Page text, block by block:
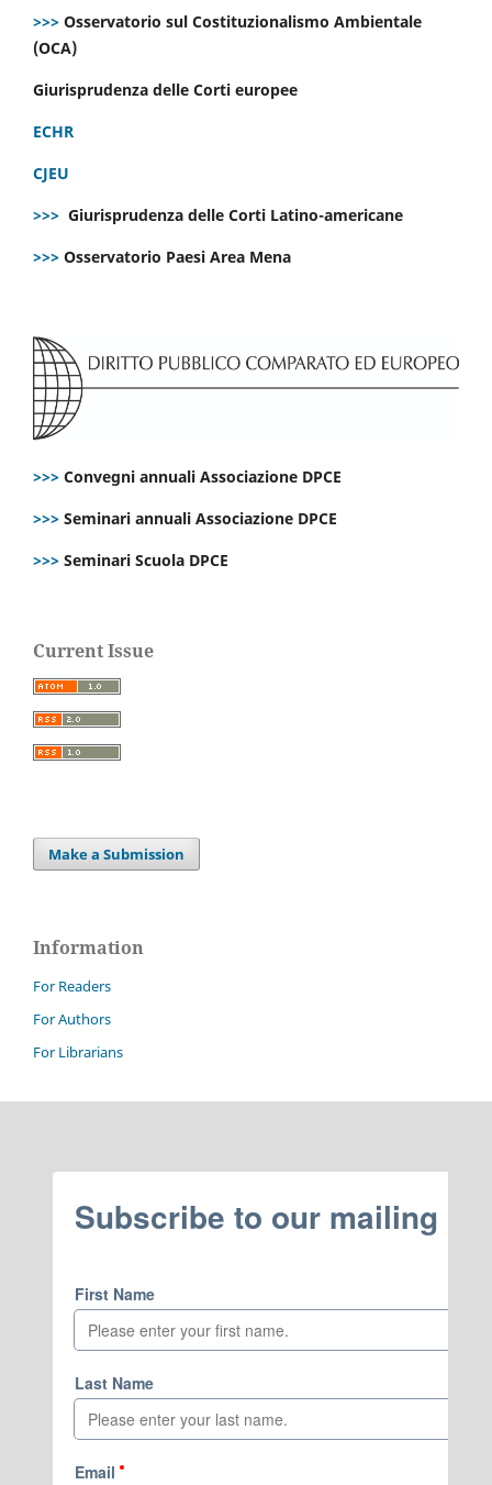
>>> Osservatorio sul Costituzionalismo Ambientale
(OCA)
Giurisprudenza delle Corti europee
ECHR
CJEU
>>> Giurisprudenza delle Corti Latino-americane
>>> Osservatorio Paesi Area Mena
>>> Convegni annuali Associazione DPCE
>>> Seminari annuali Associazione DPCE
>>> Seminari Scuola DPCE
Current Issue
Make a Submission
Information
For Readers
For Authors
For Librarians